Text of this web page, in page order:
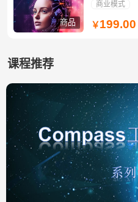
商品
商业模式
￥199.00
课程推荐